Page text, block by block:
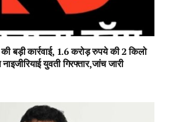
बड़ी कार्रवाई, 1.6 करोड़ रुपये की 2 किलो
युवती गिरफ्तार,जांच जारी